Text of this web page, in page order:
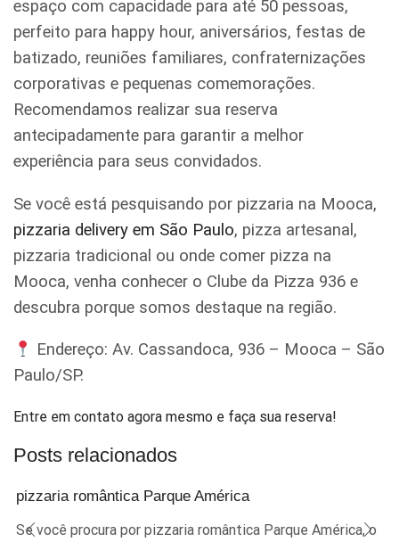
espaço com capacidade para até 50 pessoas,
perfeito para happy hour, aniversários, festas de
batizado, reuniões familiares, confraternizações
corporativas e pequenas comemorações.
Recomendamos realizar sua reserva
antecipadamente para garantir a melhor
experiência para seus convidados.
Se você está pesquisando por pizzaria na Mooca,
pizzaria delivery em São Paulo, pizza artesanal,
pizzaria tradicional ou onde comer pizza na
Mooca, venha conhecer o Clube da Pizza 936 e
descubra porque somos destaque na região.
Endereço: Av. Cassandoca, 936 – Mooca – São
Paulo/SP.
Entre em contato agora mesmo e faça sua reserva!
Posts relacionados
pizzaria romântica Parque América
Se você procura por pizzaria romântica Parque América, o